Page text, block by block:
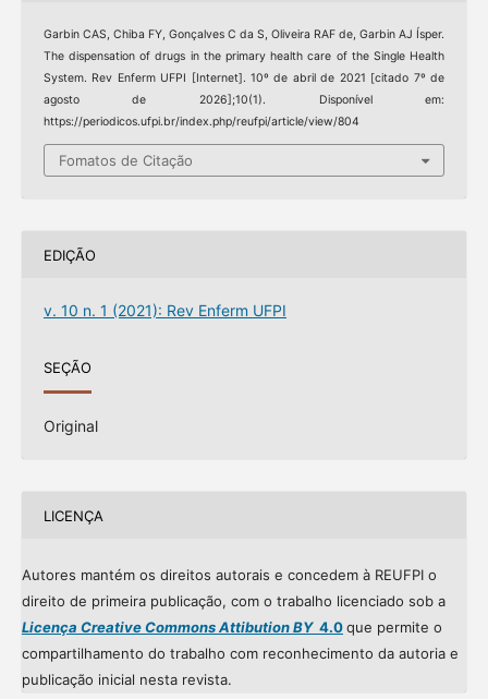
Garbin CAS, Chiba FY, Gonçalves C da S, Oliveira RAF de, Garbin AJ Ísper.
The dispensation of drugs in the primary health care of the Single Health
System. Rev Enferm UFPI [Internet]. 10º de abril de 2021 [citado 7º de
agosto de 2026];10(1). Disponível em:
https://periodicos.ufpi.br/index.php/reufpi/article/view/804
Fomatos de Citação
EDIÇÃO
v. 10 n. 1 (2021): Rev Enferm UFPI
SEÇÃO
Original
LICENÇA
Autores mantém os direitos autorais e concedem à REUFPI o
direito de primeira publicação, com o trabalho licenciado sob a
Licença Creative Commons Attibution BY4.0que permite o
compartilhamento do trabalho com reconhecimento da autoria e
publicação inicial nesta revista.